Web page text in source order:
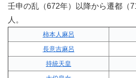
壬申の乱（672年）以降から遷都（
人。
柿本人麻呂
長意吉麻呂
持統天皇